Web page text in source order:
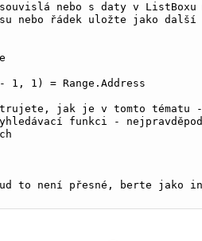
nebo s daty v ListBoxu
nebo řádek uložte jako další
1) = Range.Address
jak je v tomto tématu
funkci -
to není přesné, berte jako